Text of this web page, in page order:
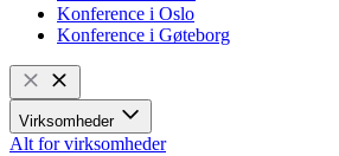
Konference i Oslo
Konference i Gøteborg
Virksomheder
Alt for virksomheder